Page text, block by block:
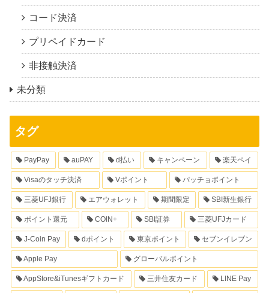
コード決済
プリペイドカード
非接触決済
未分類
タグ
PayPay auPAY d払い キャンペーン 楽天ペイ
Visaのタッチ決済 Vポイント パッチョポイント
三菱UFJ銀行 エアウォレット 期間限定 SBI新生銀行
ポイント還元 COIN+ SBI証券 三菱UFJカード
J-Coin Pay dポイント 東京ポイント セブンイレブン
Apple Pay グローバルポイント
AppStore&iTunesギフトカード 三井住友カード LINE Pay